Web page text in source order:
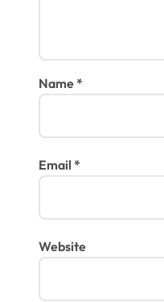
Name*
Email *
Website